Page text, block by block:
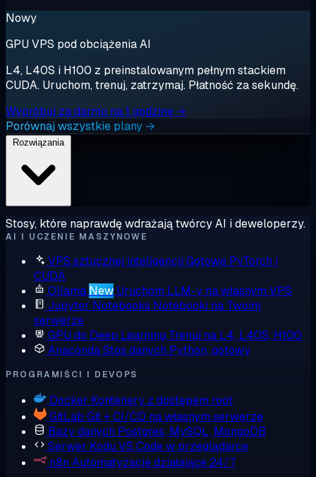
Nowy
GPU VPS pod obciążenia AI
L4, L40S i H100 z preinstalowanym pełnym stackiem
CUDA. Uruchom, trenuj, zatrzymaj. Płatność za sekundę.
Wypróbuj za darmo na 1 godzinę →
Porównaj wszystkie plany →
Rozwiązania
Stosy, które naprawdę wdrażają twórcy AI i deweloperzy.
AI I UCZENIE MASZYNOWE
VPS sztucznej inteligencji Gotowe PyTorch i
CUDA
Ollama New Uruchom LLM-y na własnym VPS
Jupyter Notebooks Notebooki na Twoim
serwerze
GPU do Deep Learning Trenuj na L4, L40S, H100
AnacondaStos danych Python, gotowy
PROGRAMIŚCI I DEVOPS
Docker Kontenery z dostępem root
GitLab Git + CI/CD na własnym serwerze
Bazy danych Postgres, MySQL, MongoDB
Serwer Kodu VS Code w przeglądarce
n8n Automatyzacje działające 24/7